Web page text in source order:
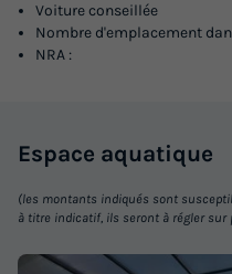
Voiture conseillée
Nombre d'emplacement
NRA :
Espace aquatique
(les montants indiqués sont
à titre indicatif, ils seront à régler sur